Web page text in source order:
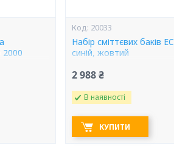
2000
20033
Набір сміттєвих баків
синій, жовтий
2 988 ₴
В наявності
КУПИТИ